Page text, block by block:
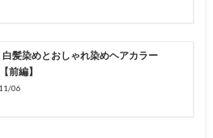
白髪染めとおしゃれ染めヘアカラー
前編】
06